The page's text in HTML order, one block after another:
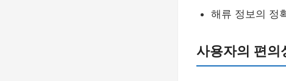
해류 정보의 정
사용자의 편의